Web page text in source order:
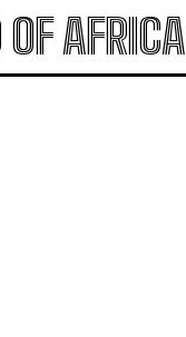
AFRICA